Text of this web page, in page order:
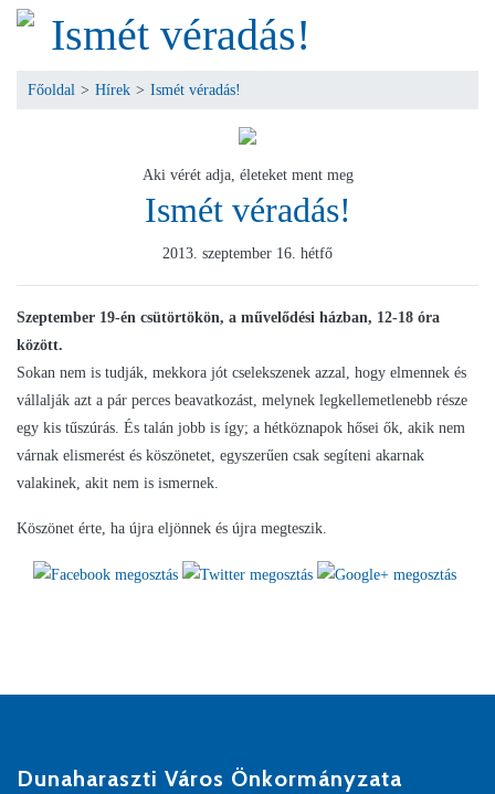
Ismét véradás!
Főoldal > Hírek > Ismét véradás!
Aki vérét adja, életeket ment meg
Ismét véradás!
2013. szeptember 16. hétfő
Szeptember 19-én csütörtökön, a művelődési házban, 12-18 óra
között.
Sokan nem is tudják, mekkora jót cselekszenek azzal, hogy elmennek és
vállalják azt a pár perces beavatkozást, melynek legkellemetlenebb része
egy kis tűszúrás. És talán jobb is így; a hétköznapok hősei ők, akik nem
várnak elismerést és köszönetet, egyszerűen csak segíteni akarnak
valakinek, akit nem is ismernek.
Köszönet érte, ha újra eljönnek és újra megteszik.
Dunaharaszti Város Önkormányzata